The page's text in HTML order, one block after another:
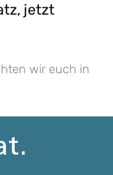
jetzt
wir euch in